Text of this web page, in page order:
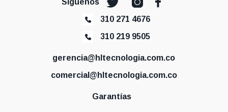
310 271 4676
310 219 9505
gerencia@hltecnologia.com.co
comercial@hltecnologia.com.co
Garantías